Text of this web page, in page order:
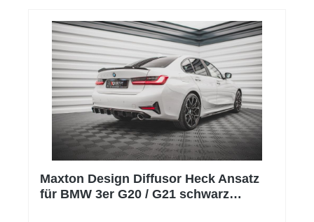
Maxton Design Diffusor Heck Ansatz
für BMW 3er G20 / G21 schwarz